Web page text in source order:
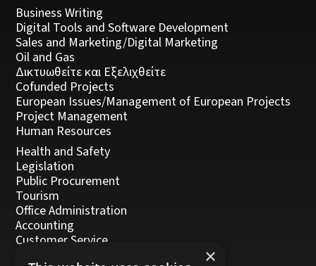
Business Writing
Digital Tools and Software Development
Sales and Marketing/Digital Marketing
Oil and Gas
Δικτυωθείτε και Εξελιχθείτε
Cofunded Projects
European Issues/Management of European Projects
Project Management
Human Resources
Health and Safety
Legislation
Public Procurement
Tourism
Office Administration
Accounting
Customer Service
Management, Leadership and Coaching
×